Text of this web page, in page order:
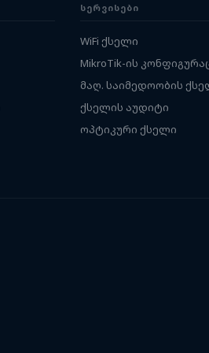
ᲡᲔᲠᲕᲘᲡᲔᲑᲘ
WiFi ქსელი
MikroTik-ის
მაღ. საიმედოობის
ქსელის აუდიტი
ოპტიკური ქსელი